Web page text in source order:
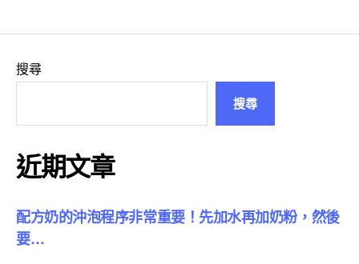
搜尋
搜尋
近期文章
配方奶的沖泡程序非常重要！先加水再加奶粉，然後
要…